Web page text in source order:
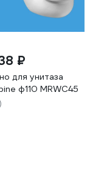
₽
для унитаза
ф110 MRWC45